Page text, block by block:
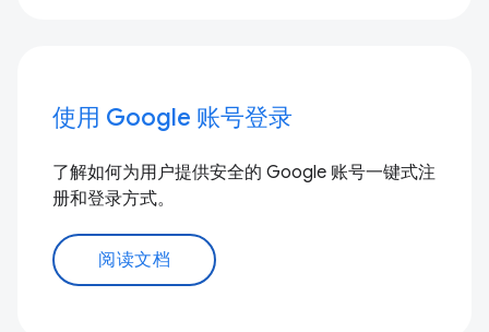
使用 Google 账号登录
了解如何为用户提供安全的 Google 账号一键式注
册和登录方式。
阅读文档